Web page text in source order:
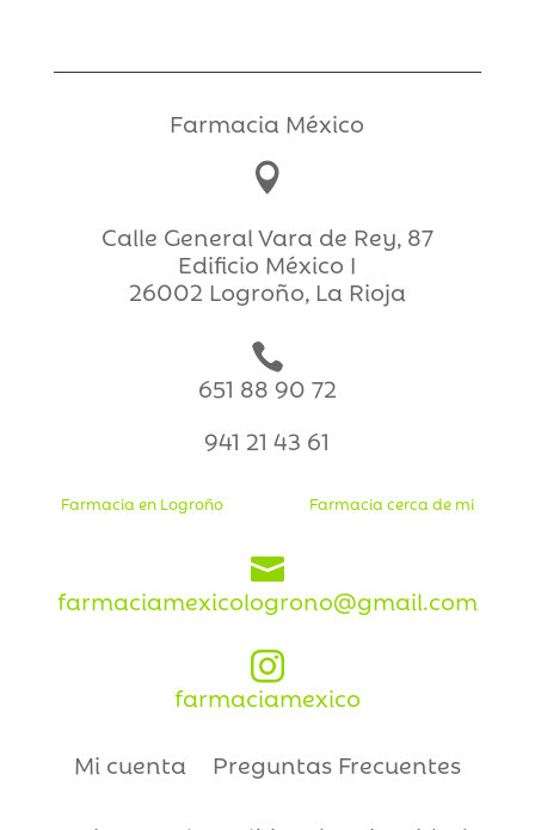
Farmacia México

Calle General Vara de Rey, 87
Edificio México I
26002 Logroño, La Rioja

651 88 90 72
941 21 43 61
Farmacia en Logroño Farmacia cerca de mi

farmaciamexicologrono@gmail.com

farmaciamexico
Mi cuenta Preguntas Frecuentes